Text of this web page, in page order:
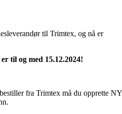
til Trimtex, og nå er
til og med 15.12.2024!
fra Trimtex må du opprette NY